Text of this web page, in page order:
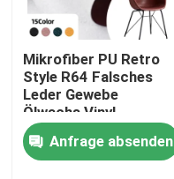
Startseite
Mikrofiber PU Retro
Style R64 Falsches
Leder Gewebe
Ölwachs Vinyl
Handwerk Sofa Stuhl
Gürtel Wasserdichte
Strecke für Taschen
Anfrage absenden